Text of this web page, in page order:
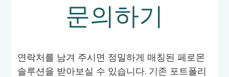
문의하기
연락처를 남겨 주시면 정밀하게 매칭된 페로몬
솔루션을 받아보실 수 있습니다. 기존 포트폴리